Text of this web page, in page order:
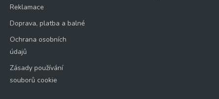
Reklamace
Doprava, platba a balné
Ochrana osobních
údajů
Zásady používání
souborů cookie